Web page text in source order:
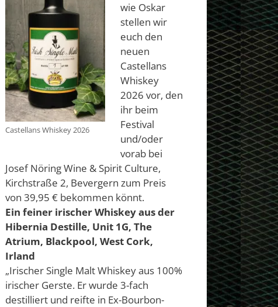
Castellans Whiskey 2026
wie Oskar
stellen wir
euch den
neuen
Castellans
Whiskey
2026 vor, den
ihr beim
Festival
und/oder
vorab bei
Josef Nöring Wine & Spirit Culture,
Kirchstraße 2, Bevergern zum Preis
von 39,95 € bekommen könnt.
Ein feiner irischer Whiskey aus der
Hibernia Destille, Unit 1G, The
Atrium, Blackpool, West Cork,
Irland
„Irischer Single Malt Whiskey aus 100%
irischer Gerste. Er wurde 3-fach
destilliert und reifte in Ex-Bourbon-